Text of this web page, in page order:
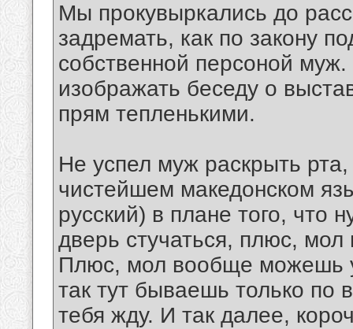
Мы прокувыркались до
задремать, как по закону
собственной персоной муж.
изображать беседу о
прям тепленькими.
Не успел муж раскрыть
чистейшем македонском
русский) в плане того, что
дверь стучаться, плюс,
Плюс, мол вообще можешь
так тут бываешь только по
тебя жду. И так далее,